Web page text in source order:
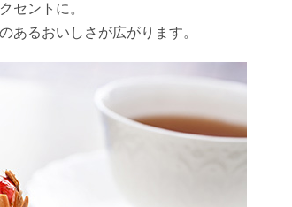
セントに。
あるおいしさが広がります。